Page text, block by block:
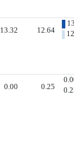
13.32 12.64
0.00 0.25